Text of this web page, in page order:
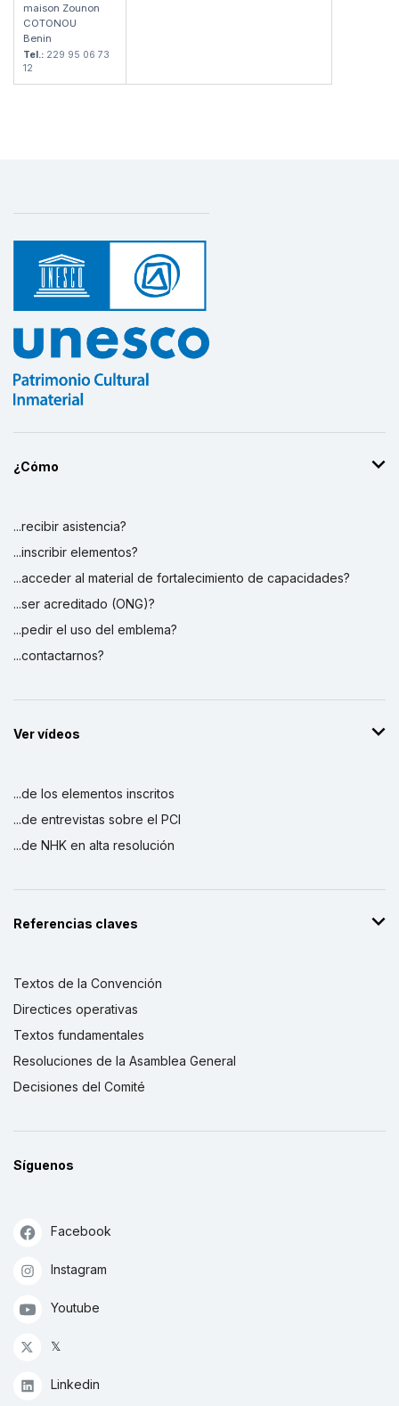
maison Zounon
COTONOU
Benin
Tel.: 229 95 06 73
12
¿Cómo
...recibir asistencia?
...inscribir elementos?
...acceder al material de fortalecimiento de capacidades?
...ser acreditado (ONG)?
...pedir el uso del emblema?
...contactarnos?
Ver vídeos
...de los elementos inscritos
...de entrevistas sobre el PCI
...de NHK en alta resolución
Referencias claves
Textos de la Convención
Directices operativas
Textos fundamentales
Resoluciones de la Asamblea General
Decisiones del Comité
Síguenos
Facebook
Instagram
Youtube
𝕏
Linkedin